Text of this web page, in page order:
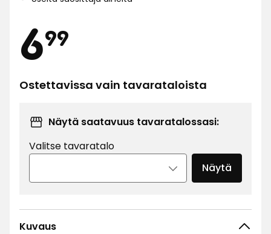
Hinta
699
€
Ostettavissa vain tavarataloista
Näytä saatavuus tavaratalossasi:
Valitse tavaratalo
Näytä
Kuvaus